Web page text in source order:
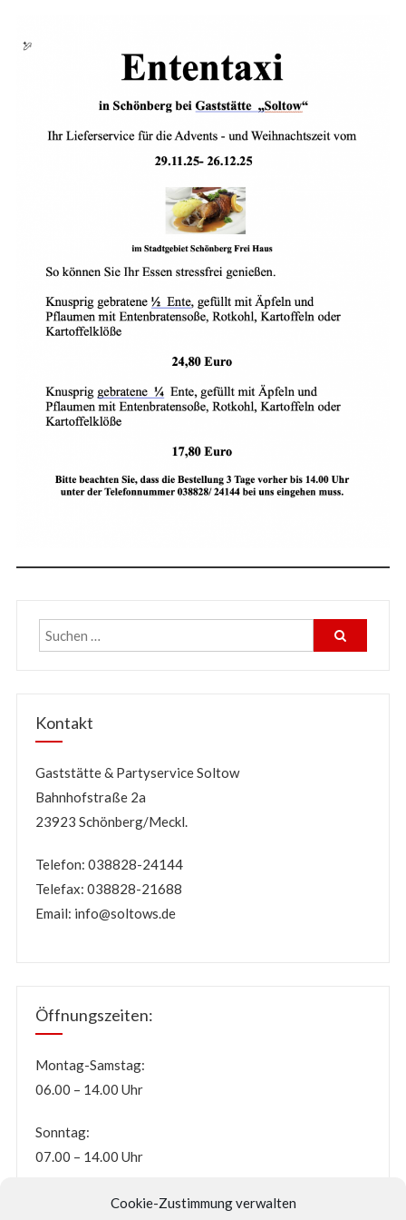
Cookie-Zustimmung verwalten
Kontakt
Gaststätte & Partyservice Soltow
Bahnhofstraße 2a
23923 Schönberg/Meckl.
Telefon: 038828-24144
Telefax: 038828-21688
Email: info@soltows.de
Öffnungszeiten:
Montag-Samstag:
06.00 – 14.00 Uhr
Sonntag:
07.00 – 14.00 Uhr